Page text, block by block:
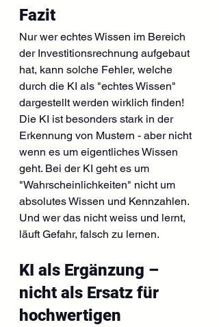
Fazit
Nur wer echtes Wissen im Bereich
der Investitionsrechnung aufgebaut
hat, kann solche Fehler, welche
durch die KI als "echtes Wissen"
dargestellt werden wirklich finden!
Die KI ist besonders stark in der
Erkennung von Mustern - aber nicht
wenn es um eigentliches Wissen
geht. Bei der KI geht es um
"Wahrscheinlichkeiten" nicht um
absolutes Wissen und Kennzahlen.
Und wer das nicht weiss und lernt,
läuft Gefahr, falsch zu lernen.
KI als Ergänzung –
nicht als Ersatz für
hochwertigen